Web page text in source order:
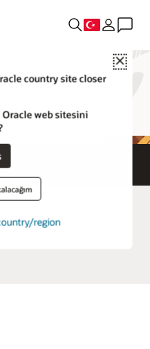
Close
country site closer
web sitesini
region
Politikası
özgü bilgilere